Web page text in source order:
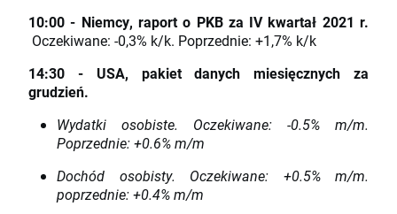
10:00 - Niemcy, raport o PKB za IV kwartał 2021 r.
Oczekiwane: -0,3% k/k. Poprzednie: +1,7% k/k
14:30 - USA, pakiet danych miesięcznych za
grudzień.
Wydatki osobiste. Oczekiwane: -0.5% m/m.
Poprzednie: +0.6% m/m
Dochód osobisty. Oczekiwane: +0.5% m/m.
poprzednie: +0.4% m/m